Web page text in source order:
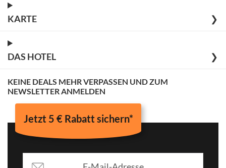
KARTE ❯
DAS HOTEL ❯
KEINE DEALS MEHR VERPASSEN UND ZUM
NEWSLETTER ANMELDEN
Jetzt 5 € Rabatt sichern*